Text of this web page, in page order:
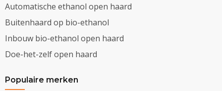
Automatische ethanol open haard
Buitenhaard op bio-ethanol
Inbouw bio-ethanol open haard
Doe-het-zelf open haard
Populaire merken